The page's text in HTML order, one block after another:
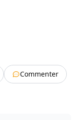
Commenter